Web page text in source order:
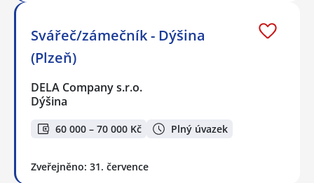
Svářeč/zámečník - Dýšina
(Plzeň)
DELA Company s.r.o.
Dýšina
60 000 – 70 000 Kč Plný úvazek
Zveřejněno: 31. července